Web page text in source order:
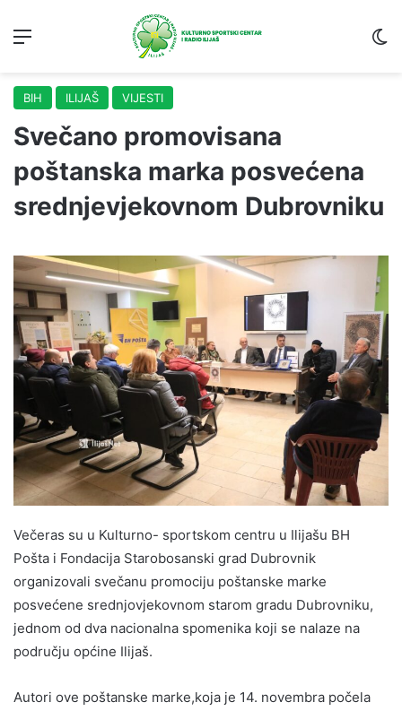
BIH ILIJAŠ VIJESTI
Svečano promovisana
poštanska marka posvećena
srednjevjekovnom Dubrovniku
Večeras su u Kulturno- sportskom centru u Ilijašu BH
Pošta i Fondacija Starobosanski grad Dubrovnik
organizovali svečanu promociju poštanske marke
posvećene srednjovjekovnom starom gradu Dubrovniku,
jednom od dva nacionalna spomenika koji se nalaze na
području općine Ilijaš.
Autori ove poštanske marke,koja je 14. novembra počela